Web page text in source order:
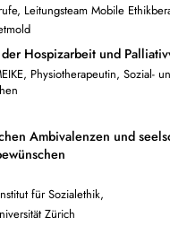
Leitungsteam Mobile
der Hospizarbeit und
Physiotherapeutin,
Ambivalenzen und
für Sozialethik,
Zürich